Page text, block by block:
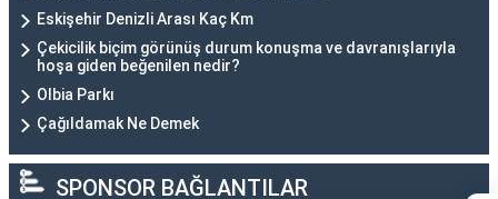
Eskişehir Denizli Arası Kaç Km
Çekicilik biçim görünüş durum konuşma ve davranışlarıyla
hoşa giden beğenilen nedir?
Olbia Parkı
Çağıldamak Ne Demek
SPONSOR BAĞLANTILAR